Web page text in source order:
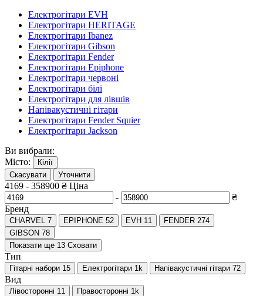
Електрогітари EVH
Електрогітари HERITAGE
Електрогітари Ibanez
Електрогітари Gibson
Електрогітари Fender
Електрогітари Epiphone
Електрогітари червоні
Електрогітари білі
Електрогітари для лівшів
Напівакустичні гітари
Електрогітари Fender Squier
Електрогітари Jackson
Ви вибрали:
Місто:
Кілії
Скасувати
Уточнити
4169 - 358900 ₴ Ціна
-
₴
Бренд
CHARVEL 7 EPIPHONE 52 EVH 11 FENDER 274
GIBSON 78
Показати ще 13 Сховати
Тип
Гітарні набори 15 Електрогітари 1 k Напівакустичні гітари 72
Вид
Лівосторонні 11 Правосторонні 1 k